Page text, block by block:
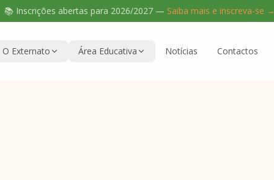
📚 Inscrições abertas para 2026/2027— Saiba mais e inscreva-se →
O Externato Área Educativa Notícias Contactos